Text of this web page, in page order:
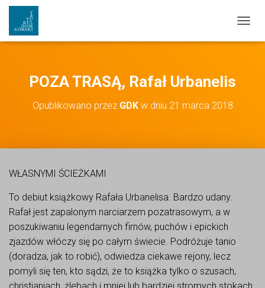
POZA TRASĄ, Rafał Urbanelis
Opublikowano przez GDKw dniu 21 marca 2018
WŁASNYMI ŚCIEŻKAMI
To debiut książkowy Rafała Urbanelisa. Bardzo udany.
Rafał jest zapalonym narciarzem pozatrasowym, a w
poszukiwaniu legendarnych firnów, puchów i epickich
zjazdów włóczy się po całym świecie. Podróżuje tanio
(doradza, jak to robić), odwiedza ciekawe rejony, lecz
pomyli się ten, kto sądzi, że to książka tylko o szusach,